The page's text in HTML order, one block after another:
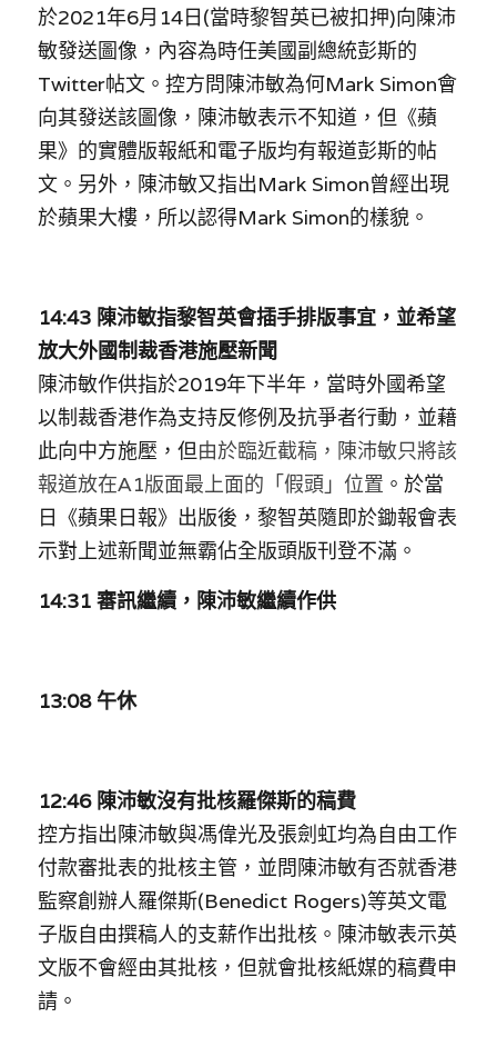
於2021年6月14日(當時黎智英已被扣押)向陳沛
敏發送圖像，內容為時任美國副總統彭斯的
Twitter帖文。控方問陳沛敏為何Mark Simon會
向其發送該圖像，陳沛敏表示不知道，但《蘋
果》的實體版報紙和電子版均有報道彭斯的帖
文。另外，陳沛敏又指出Mark Simon曾經出現
於蘋果大樓，所以認得Mark Simon的樣貌。
14:43 陳沛敏指黎智英會插手排版事宜，並希望
放大外國制裁香港施壓新聞
陳沛敏作供指於2019年下半年，當時外國希望
以制裁香港作為支持反修例及抗爭者行動，並藉
此向中方施壓， 但由於臨近截稿，陳沛敏只將該
報道放在A1版面最上面的「假頭」位置 。 於當
日《蘋果日報》出版後，黎智英隨即於鋤報會表
示對上述新聞並無霸佔全版頭版刊登不滿。
14:31 審訊繼續，陳沛敏繼續作供
13:08 午休
12:46 陳沛敏沒有批核羅傑斯的稿費
控方指出陳沛敏與馮偉光及張劍虹均為自由工作
付款審批表的批核主管，並問陳沛敏有否就香港
監察創辦人羅傑斯(Benedict Rogers)等英文電
子版自由撰稿人的支薪作出批核。陳沛敏表示英
文版不會經由其批核，但就會批核紙媒的稿費申
請。